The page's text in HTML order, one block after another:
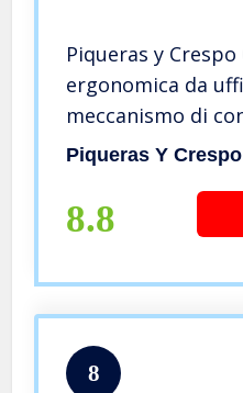
Piqueras y Crespo
ergonomica da
meccanismo di
regolabile in
Piqueras Y Crespo
8.8
8